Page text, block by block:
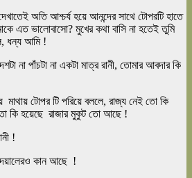
দেখাতেই অতি আশ্চর্য হয়ে আনন্দের সাথে টোপরটি হাতে
এত ভালোবাসো? মুখের কথা বাসি না হতেই তুমি
ধন্য আমি !
না পাঁচটা না একটা মাত্র রানী, তোমার আবদার কি
মাথায় টোপর টি পরিয়ে বললে, রাজ্য নেই তো কি
কি হয়েছে রাজার মুকুট তো আছে !
!
কান আছে !